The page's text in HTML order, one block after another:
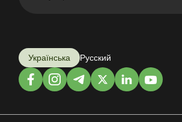
Українська Русский